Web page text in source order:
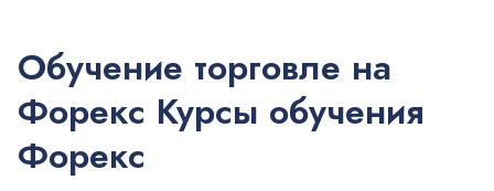
Обучение торговле на
Форекс Курсы обучения
Форекс